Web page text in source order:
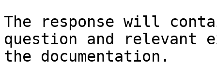
The response will
question and relevant
the documentation.